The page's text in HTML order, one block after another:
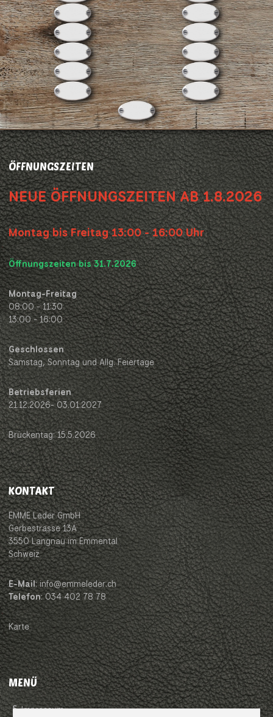
ÖFFNUNGSZEITEN
NEUE ÖFFNUNGSZEITEN AB 1.8.2026
Montag bis Freitag 13:00 - 16:00 Uhr
Öffnungszeiten bis 31.7.2026
Montag-Freitag
08:00 - 11:30
13:00 - 16:00
Geschlossen
Samstag, Sonntag und Allg. Feiertage
Betriebsferien
21.12.2026- 03.01.2027
Brückentag: 15.5.2026
KONTAKT
EMME Leder GmbH
Gerbestrasse 13A
3550 Langnau im Emmental
Schweiz
E-Mail: info@emmeleder.ch
Telefon: 034 402 78 78
Karte
MENÜ
Impressum